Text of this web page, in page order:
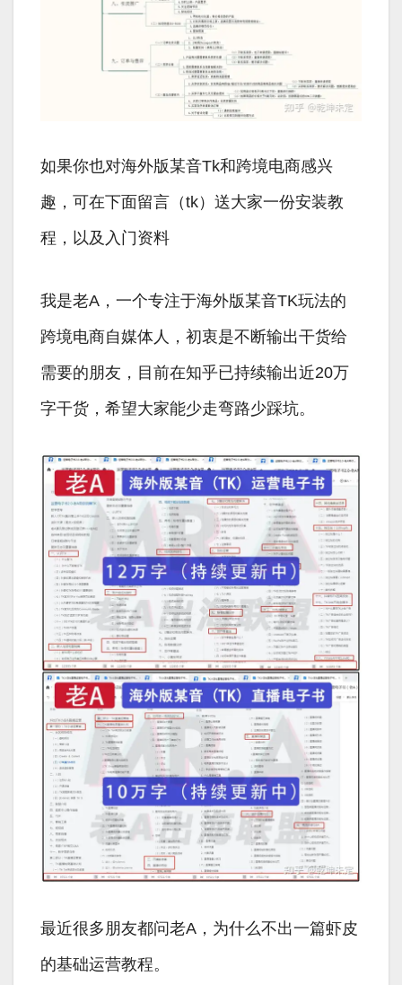
如果你也对海外版某音Tk和跨境电商感兴
趣，可在下面留言（tk）送大家一份安装教
程，以及入门资料
我是老A，一个专注于海外版某音TK玩法的
跨境电商自媒体人，初衷是不断输出干货给
需要的朋友，目前在知乎已持续输出近20万
字干货，希望大家能少走弯路少踩坑。
最近很多朋友都问老A，为什么不出一篇虾皮
的基础运营教程。